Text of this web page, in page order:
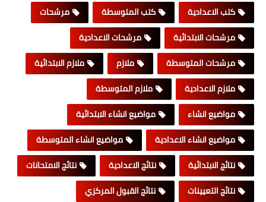
كتب الاعدادية
كتب المتوسطة
مرشحات
مرشحات الابتدائية
مرشحات الاعدادية
مرشحات المتوسطة
ملازم
ملازم الابتدائية
ملازم الاعدادية
ملازم المتوسطة
مواضيع انشاء
مواضيع انشاء الابتدائية
مواضيع انشاء الاعدادية
مواضيع انشاء المتوسطة
نتائج الابتدائية
نتائج الاعدادية
نتائج الامتحانات
نتائج التعيينات
نتائج القبول المركزي